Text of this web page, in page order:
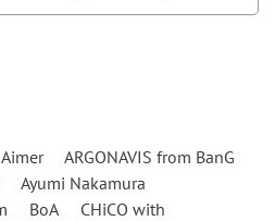
Aimer
ARGONAVIS from BanG
Ayumi Nakamura
BoA
CHiCO with